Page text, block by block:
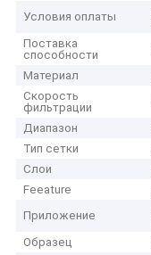
Условия оплаты
Поставка
способности
Материал
Скорость
фильтрации
Диапазон
Тип сетки
Слои
Feeature
Приложение
Образец